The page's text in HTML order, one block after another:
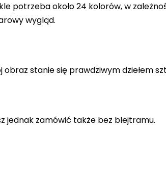
potrzeba około 24 kolorów, w
wygląd.
stanie się prawdziwym dziełem
jednak zamówić także bez blejtramu.